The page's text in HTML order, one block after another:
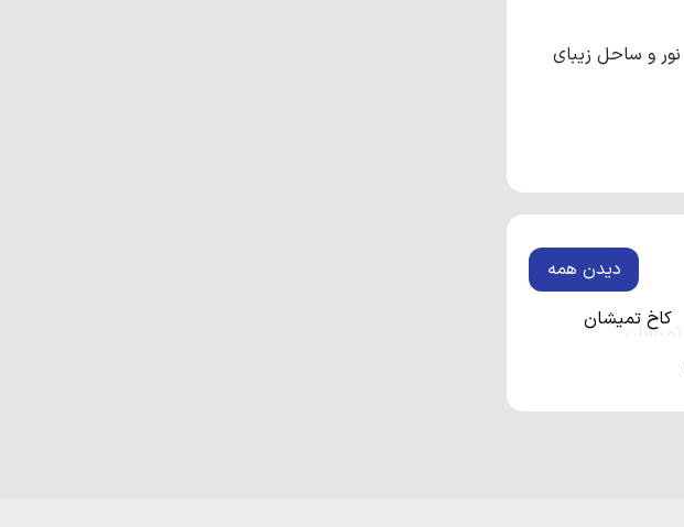
در فاصله 17 کیلومتری از شهرستان نور و ساحل زیبای
کلا هستند.
دیدن همه
کاخ تمیشان